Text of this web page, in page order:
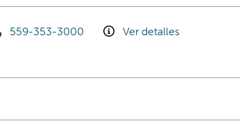
559-353-3000 Ver detalles